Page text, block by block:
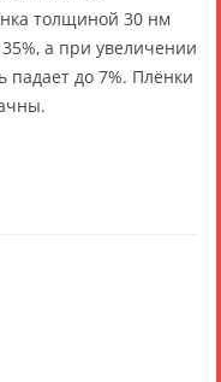
толщиной 30 нм
а при увеличении
до 7%. Плёнки